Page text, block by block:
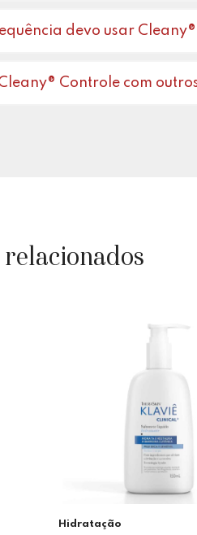
devo usar
Controle com
Hidratação